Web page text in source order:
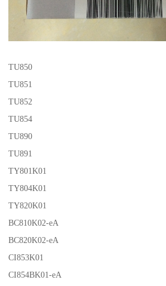
TU850
TU851
TU852
TU854
TU890
TU891
TY801K01
TY804K01
TY820K01
BC810K02-eA
BC820K02-eA
CI853K01
CI854BK01-eA